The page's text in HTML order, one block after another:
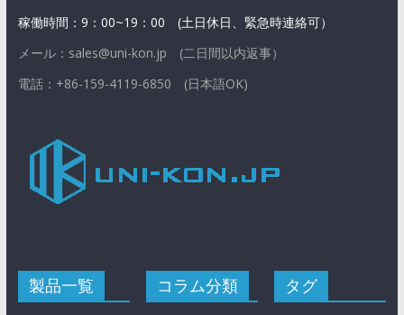
稼働時間：9：00~19：00 (土日休日、緊急時連絡可）
メール：sales@uni-kon.jp (二日間以内返事）
電話：+86-159-4119-6850 (日本語OK)
製品一覧 コラム分類 タグ